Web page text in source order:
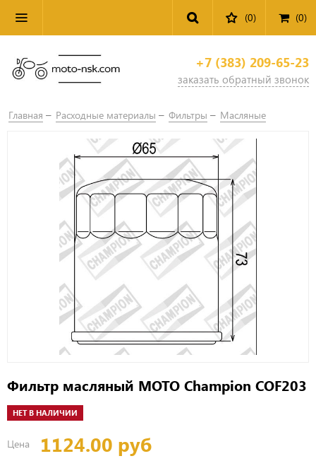
(0) (0)
+7 (383) 209-65-23
заказать обратный звонок
Главная Расходные материалы Фильтры Масляные
Фильтр масляный МОТО Champion COF203
НЕТ В НАЛИЧИИ
Цена 1124.00 руб